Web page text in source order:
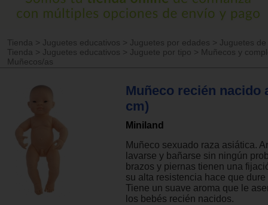
Tienda > Juguetes educativos > Juguetes por edades > Juguetes
Tienda
> Juguetes educativos > Juguete por tipo > Muñecos y
Muñecos/as
Muñeco recién nacido
cm)
Miniland
Muñeco sexuado raza asiática.
lavarse y bañarse sin ningún
brazos y piernas tienen una
su alta resistencia hace que
Tiene un suave aroma que le
los bebés recién nacidos.